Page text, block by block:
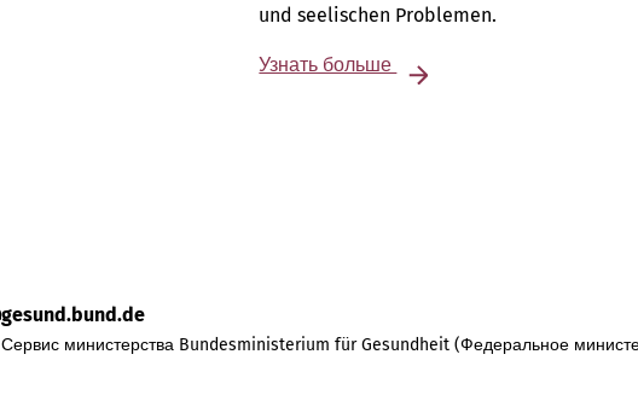
und seelischen Problemen.
Узнать больше
gesund.bund.de
Сервис министерства Bundesministerium für Gesundheit (Федеральное